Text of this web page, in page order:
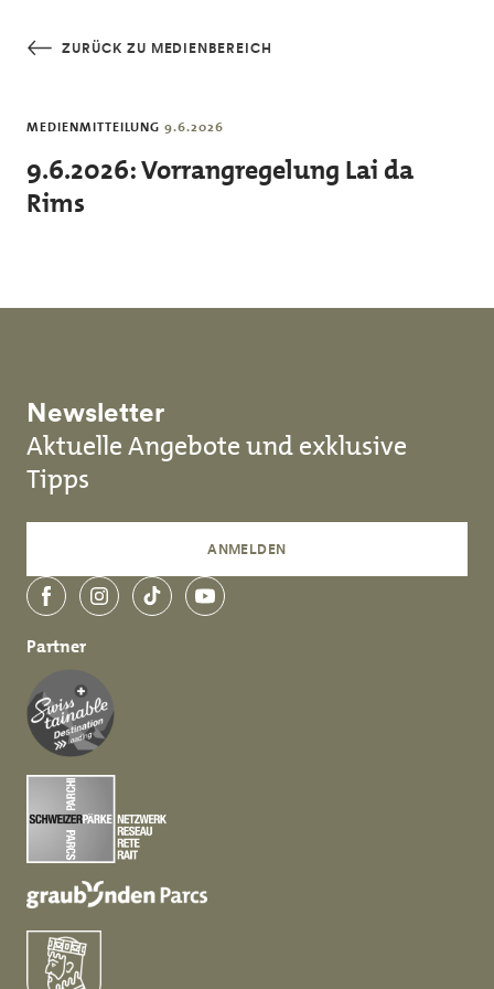
ZURÜCK ZU MEDIENBEREICH
MEDIENMITTEILUNG 9.6.2026
9.6.2026: Vorrangregelung Lai da
Rims
Newsletter
Aktuelle Angebote und exklusive
Tipps
ANMELDEN
FacebookInstagramTikTokYouTube
Partner